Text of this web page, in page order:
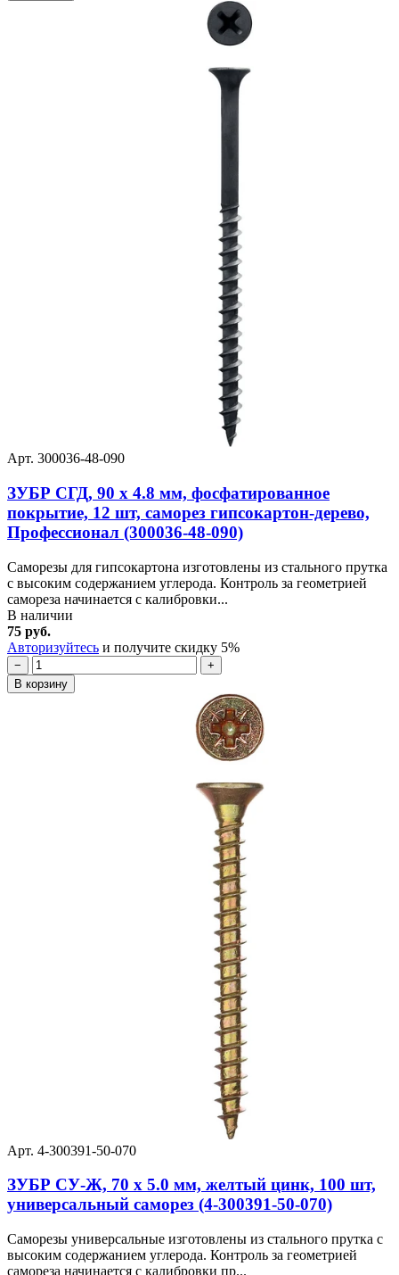
Арт. 300036-48-090
ЗУБР СГД, 90 х 4.8 мм, фосфатированное
покрытие, 12 шт, саморез гипсокартон-дерево,
Профессионал (300036-48-090)
Саморезы для гипсокартона изготовлены из стального прутка
с высоким содержанием углерода. Контроль за геометрией
самореза начинается с калибровки...
В наличии
75 руб.
Авторизуйтесь и получите скидку 5%
−
+
В корзину
Арт. 4-300391-50-070
ЗУБР СУ-Ж, 70 х 5.0 мм, желтый цинк, 100 шт,
универсальный саморез (4-300391-50-070)
Саморезы универсальные изготовлены из стального прутка с
высоким содержанием углерода. Контроль за геометрией
самореза начинается с калибровки пр...